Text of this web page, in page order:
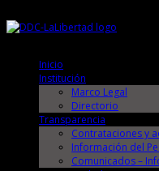
Inicio
Institución
Marco Legal
Directorio
Transparencia
Contrataciones y
Información del
Comunicados –